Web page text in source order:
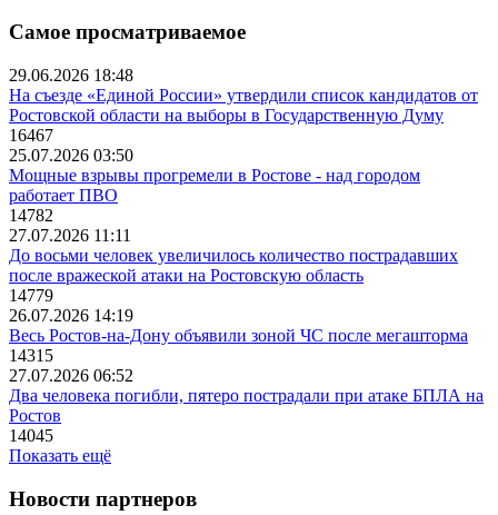
Самое просматриваемое
29.06.2026 18:48
На съезде «Единой России» утвердили список кандидатов от
Ростовской области на выборы в Государственную Думу
16467
25.07.2026 03:50
Мощные взрывы прогремели в Ростове - над городом
работает ПВО
14782
27.07.2026 11:11
До восьми человек увеличилось количество пострадавших
после вражеской атаки на Ростовскую область
14779
26.07.2026 14:19
Весь Ростов-на-Дону объявили зоной ЧС после мегашторма
14315
27.07.2026 06:52
Два человека погибли, пятеро пострадали при атаке БПЛА на
Ростов
14045
Показать ещё
Новости партнеров